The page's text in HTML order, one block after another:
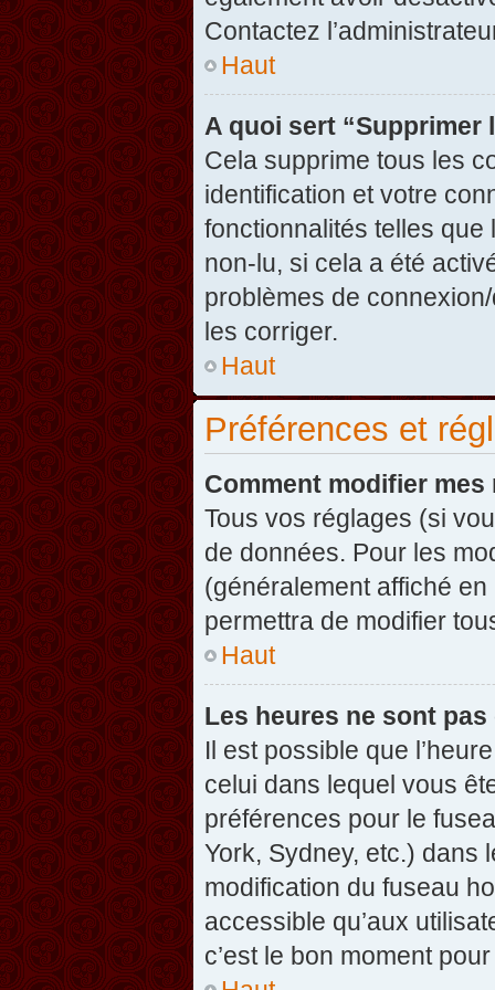
Contactez
Haut
A quoi sert “Supprimer
Cela supprime tous les
identification et votre
fonctionnalités telles que
non-lu, si cela a été
problèmes de
les corriger.
Haut
Préférences et
Comment modifier mes
Tous vos réglages (si
de données. Pour les
(généralement affiché
permettra de modifier
Haut
Les heures ne sont
Il est possible que
celui dans lequel vous
préférences pour le
York, Sydney, etc.) dans
modification du fuseau
accessible qu’aux
c’est le bon moment